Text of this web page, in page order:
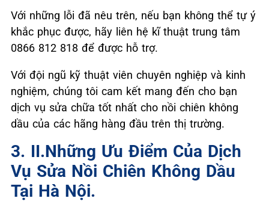
Với những lỗi đã nêu trên, nếu bạn không thể tự ý
khắc phục được, hãy liên hệ kĩ thuật trung tâm
0866 812 818 để được hỗ trợ.
Với đội ngũ kỹ thuật viên chuyên nghiệp và kinh
nghiệm, chúng tôi cam kết mang đến cho bạn
dịch vụ sửa chữa tốt nhất cho nồi chiên không
dầu của các hãng hàng đầu trên thị trường.
3. II.Những Ưu Điểm Của Dịch
Vụ Sửa Nồi Chiên Không Dầu
Tại Hà Nội.